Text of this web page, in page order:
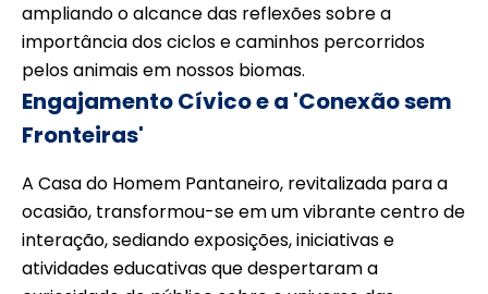
ampliando o alcance das reflexões sobre a
importância dos ciclos e caminhos percorridos
pelos animais em nossos biomas.
Engajamento Cívico e a 'Conexão sem
Fronteiras'
A Casa do Homem Pantaneiro, revitalizada para a
ocasião, transformou-se em um vibrante centro de
interação, sediando exposições, iniciativas e
atividades educativas que despertaram a